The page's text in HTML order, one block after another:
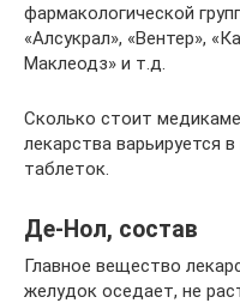
фармакологической
«Алсукрал», «Вентер»,
Маклеодз» и т.д.
Сколько стоит
лекарства варьируется
таблеток.
Де-Нол, состав
Главное вещество
желудок оседает, не